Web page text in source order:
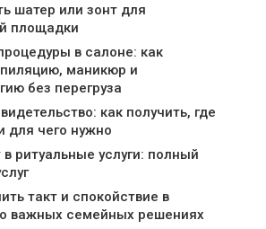
шатер или зонт для
площадки
в салоне: как
маникюр и
без перегруза
как получить, где
для чего нужно
в ритуальные услуги: полный
такт и спокойствие в
о важных семейных решениях